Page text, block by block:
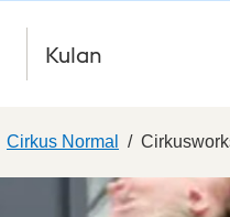
Kulan
Cirkus Normal